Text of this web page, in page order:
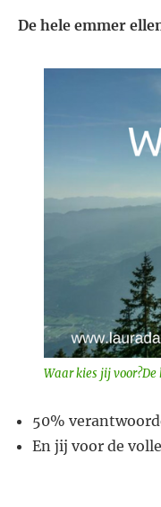
De hele emmer
Waar kies jij
50%
En jij voor de